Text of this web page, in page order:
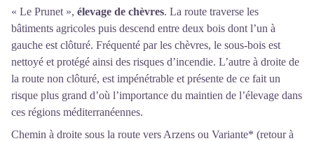
« Le Prunet », élevage de chèvres. La route traverse les
bâtiments agricoles puis descend entre deux bois dont l’un à
gauche est clôturé. Fréquenté par les chèvres, le sous-bois est
nettoyé et protégé ainsi des risques d’incendie. L’autre à droite de
la route non clôturé, est impénétrable et présente de ce fait un
risque plus grand d’où l’importance du maintien de l’élevage dans
ces régions méditerranéennes.
Chemin à droite sous la route vers Arzens ou Variante* (retour à